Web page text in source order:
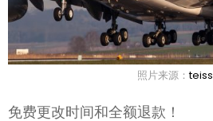
照片来源：teiss
免费更改时间和全额退款！